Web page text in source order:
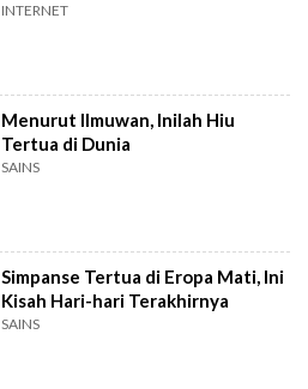
INTERNET
Menurut Ilmuwan, Inilah Hiu
Tertua di Dunia
SAINS
Simpanse Tertua di Eropa Mati, Ini
Kisah Hari-hari Terakhirnya
SAINS